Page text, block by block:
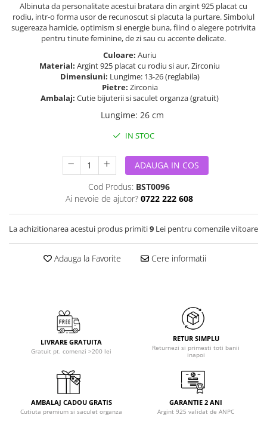
Albinuta da personalitate acestui bratara din argint 925 placat cu
rodiu, intr-o forma usor de recunoscut si placuta la purtare. Simbolul
sugereaza harnicie, optimism si energie buna, fiind o alegere potrivita
pentru tinute feminine, de zi sau cu accente delicate.
Culoare: Auriu
Material: Argint 925 placat cu rodiu si aur, Zirconiu
Dimensiuni: Lungime: 13-26 (reglabila)
Pietre: Zirconia
Ambalaj: Cutie bijuterii si saculet organza (gratuit)
Lungime: 26 cm
IN STOC
ADAUGA IN COS
Cod Produs: BST0096
Ai nevoie de ajutor? 0722 222 608
La achizitionarea acestui produs primiti9 Lei pentru comenzile viitoare
Adauga la Favorite Cere informatii
LIVRARE GRATUITA
Gratuit pt. comenzi >200 lei
RETUR SIMPLU
Returnezi si primesti toti banii
inapoi
AMBALAJ CADOU GRATIS
Cutiuta premium si saculet organza
GARANTIE 2 ANI
Argint 925 validat de ANPC